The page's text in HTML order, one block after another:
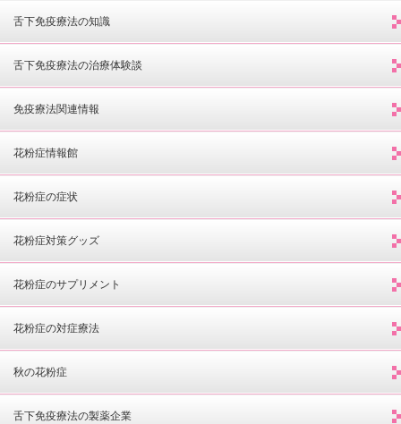
舌下免疫療法の知識
舌下免疫療法の治療体験談
免疫療法関連情報
花粉症情報館
花粉症の症状
花粉症対策グッズ
花粉症のサプリメント
花粉症の対症療法
秋の花粉症
舌下免疫療法の製薬企業